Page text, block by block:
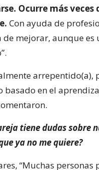
Ocurre más veces
Con ayuda de
de mejorar, aunque es
basado en el
tiene dudas sobre
ya no me quiere?
“Muchas personas